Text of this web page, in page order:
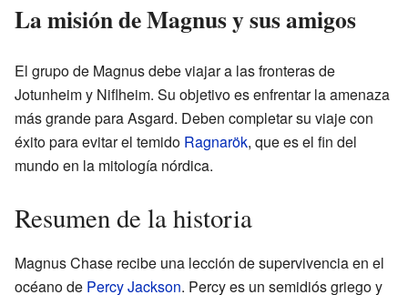
La misión de Magnus y sus amigos
El grupo de Magnus debe viajar a las fronteras de
Jotunheim y Niflheim. Su objetivo es enfrentar la amenaza
más grande para Asgard. Deben completar su viaje con
éxito para evitar el temido Ragnarök, que es el fin del
mundo en la mitología nórdica.
Resumen de la historia
Magnus Chase recibe una lección de supervivencia en el
océano de Percy Jackson. Percy es un semidiós griego y